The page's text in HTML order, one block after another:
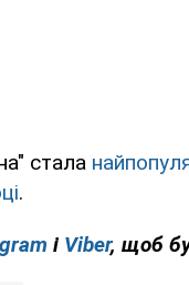
стала
.
і Viber, щоб